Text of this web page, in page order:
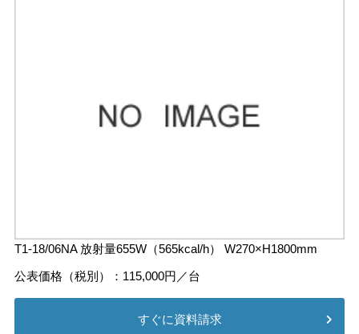
T1-18/06NA 放射量655W（565kcal/h） W270×H1800mm
公表価格（税別）：115,000円／台
すぐに資料請求